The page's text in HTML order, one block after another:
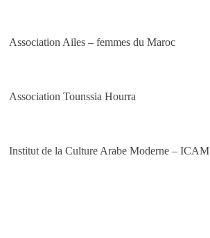
Association Ailes – femmes du Maroc
Association Tounssia Hourra
Institut de la Culture Arabe Moderne – ICAM